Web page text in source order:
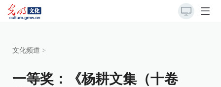
文化频道 >
一等奖：《杨耕文集（十卷